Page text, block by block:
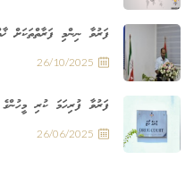
ފަރުވާ ނިންމި ފަރާތްތަކަށް
26/10/2025
ފަރުވާ ފުރިހަމަ ކުރި މީހުންގެ ތެރެއިން 82
26/06/2025